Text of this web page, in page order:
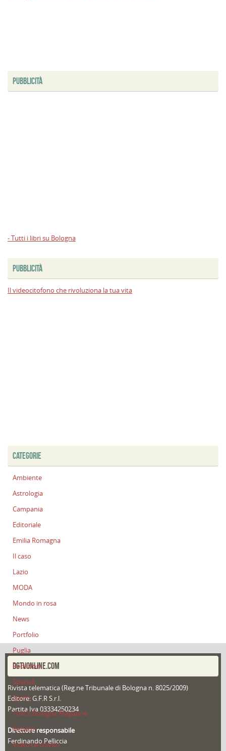
PUBBLICITÀ
- Tutti i libri su Bologna
PUBBLICITÀ
Il videocitofono che rivoluziona la tua vita
CATEGORIE
Ambiente
Astrologia
Campania
Editoriale
Emilia Romagna
Il caso
Lazio
MODA
Mondo in rosa
News
Portfolio
Puglia
Redazioni
Speciali
Sport
That's Bologna Magazine
Veneto
Video (archivio)
DGTVONLINE.COM
Rivista telematica (Reg.ne Tribunale di Bologna n. 8025/2009)
Editore: G.F.R S.r.l.
Partita Iva 03334250234
Direttore responsabile
Ferdinando Pelliccia